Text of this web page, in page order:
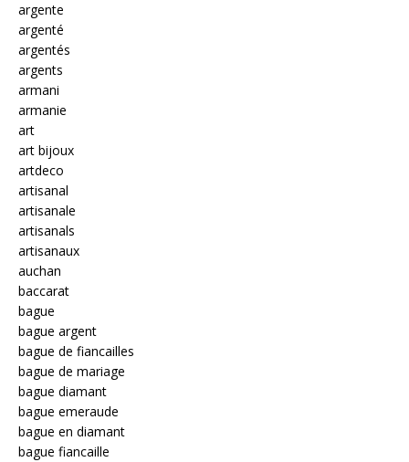
argente
argenté
argentés
argents
armani
armanie
art
art bijoux
artdeco
artisanal
artisanale
artisanals
artisanaux
auchan
baccarat
bague
bague argent
bague de fiancailles
bague de mariage
bague diamant
bague emeraude
bague en diamant
bague fiancaille